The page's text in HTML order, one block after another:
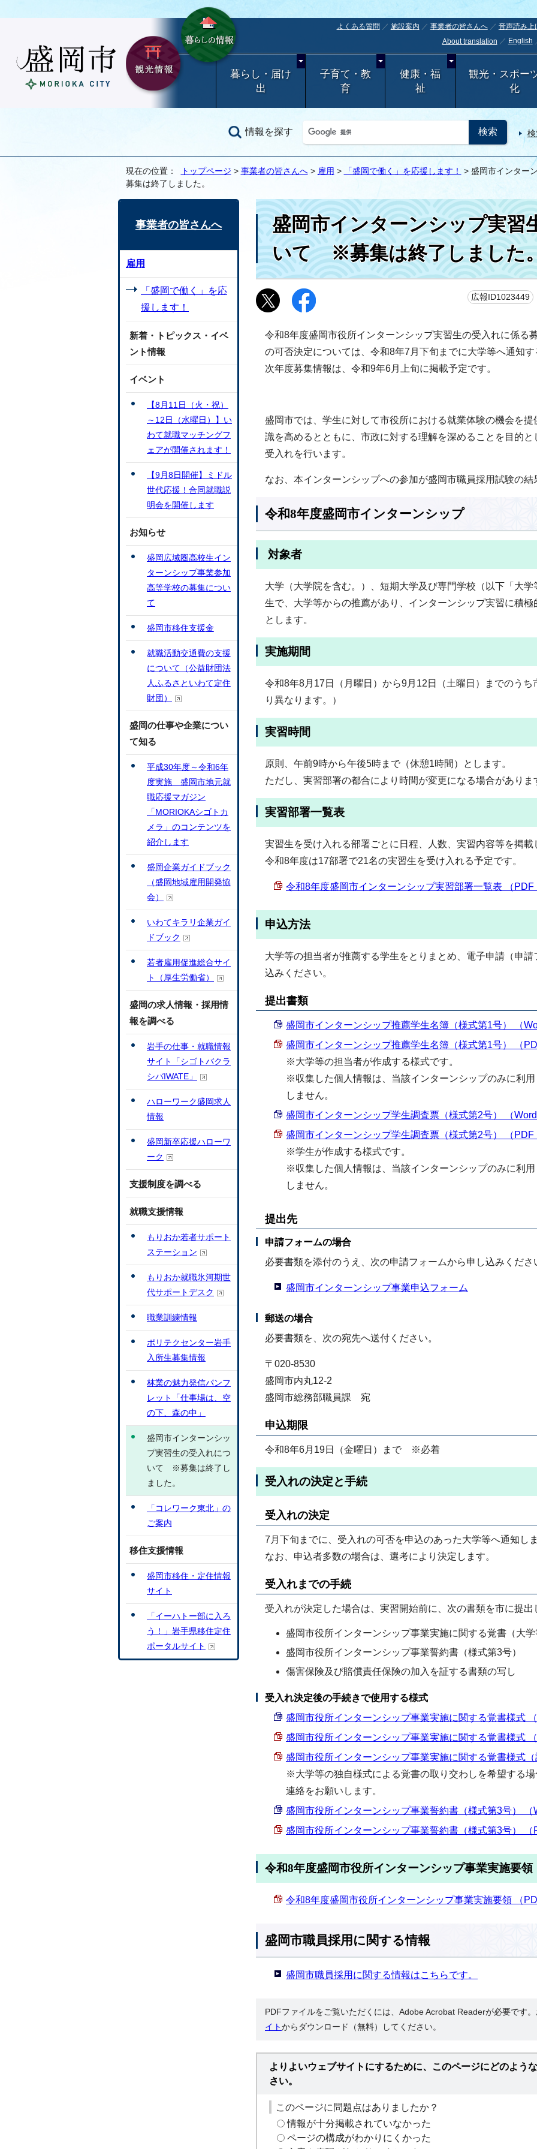
よくある質問 施設案内 事業者の皆さんへ 音声読み上
About translation
English
暮らし・届け
出
子育て・教
育
健康・福
祉
観光・スポー
化
情報を探す
現在の位置： トップページ > 事業者の皆さんへ> 雇用 > 「盛岡で働く」を応援します！
> 盛岡市インター
募集は終了しました。
盛岡市インターンシップ実習
いて ※募集は終了しました
広報ID1023449
令和8年度盛岡市役所インターンシップ実習生の受入れに係る
の可否決定については、令和8年7月下旬までに大学等へ通知す
次年度募集情報は、令和9年6月上旬に掲載予定です。
盛岡市では、学生に対して市役所における就業体験の機会を
識を高めるとともに、市政に対する理解を深めることを目的
受入れを行います。
なお、本インターンシップへの参加が盛岡市職員採用試験の結
令和8年度盛岡市インターンシップ
対象者
大学（大学院を含む。）、短期大学及び専門学校（以下「大
生で、大学等からの推薦があり、インターンシップ実習に積
とします。
実施期間
令和8年8月17日（月曜日）から9月12日（土曜日）までのうち
り異なります。）
実習時間
原則、午前9時から午後5時まで（休憩1時間）とします。
ただし、実習部署の都合により時間が変更になる場合がありま
実習部署一覧表
実習生を受け入れる部署ごとに日程、人数、実習内容等を掲載
令和8年度は17部署で21名の実習生を受け入れる予定です。
令和8年度盛岡市インターンシップ実習部署一覧表 （PDF
申込方法
大学等の担当者が推薦する学生をとりまとめ、電子申請（申
込みください。
提出書類
盛岡市インターンシップ推薦学生名簿（様式第1号） （
盛岡市インターンシップ推薦学生名簿（様式第1号） （
※大学等の担当者が作成する様式です。
※収集した個人情報は、当該インターンシップのみに利
しません。
盛岡市インターンシップ学生調査票（様式第2号） （Word
盛岡市インターンシップ学生調査票（様式第2号） （PDF
※学生が作成する様式です。
※収集した個人情報は、当該インターンシップのみに利
しません。
提出先
申請フォームの場合
必要書類を添付のうえ、次の申請フォームから申し込みくださ
盛岡市インターンシップ事業申込フォーム
郵送の場合
必要書類を、次の宛先へ送付ください。
〒020-8530
盛岡市内丸12-2
盛岡市総務部職員課 宛
申込期限
令和8年6月19日（金曜日）まで ※必着
受入れの決定と手続
受入れの決定
7月下旬までに、受入れの可否を申込のあった大学等へ通知しま
なお、申込者多数の場合は、選考により決定します。
受入れまでの手続
受入れが決定した場合は、実習開始前に、次の書類を市に提出
盛岡市役所インターンシップ事業実施に関する覚書（大学
盛岡市役所インターンシップ事業誓約書（様式第3号）
傷害保険及び賠償責任保険の加入を証する書類の写し
受入れ決定後の手続きで使用する様式
盛岡市役所インターンシップ事業実施に関する覚書様式 （
盛岡市役所インターンシップ事業実施に関する覚書様式
盛岡市役所インターンシップ事業実施に関する覚書様式（
※大学等の独自様式による覚書の取り交わしを希望する
連絡をお願いします。
盛岡市役所インターンシップ事業誓約書（様式第3号） （
盛岡市役所インターンシップ事業誓約書（様式第3号） （
令和8年度盛岡市役所インターンシップ事業実施要領
令和8年度盛岡市役所インターンシップ事業実施要領 （
盛岡市職員採用に関する情報
盛岡市職員採用に関する情報はこちらです。
PDFファイルをご覧いただくには、Adobe Acrobat Readerが必要です
イトからダウンロード（無料）してください。
よりよいウェブサイトにするために、このページにどのよう
さい。
このページに問題点はありましたか？
情報が十分掲載されていなかった
ページの構成がわかりにくかった
事業者の皆さんへ
雇用
「盛岡で働く」を応
援します！
新着・トピックス・イベ
ント情報
イベント
【8月11日（火・祝）
～12日（水曜日）】い
わて就職マッチングフ
ェアが開催されます！
【9月8日開催】ミドル
世代応援！合同就職説
明会を開催します
お知らせ
盛岡広域圏高校生イン
ターンシップ事業参加
高等学校の募集につい
て
盛岡市移住支援金
就職活動交通費の支援
について（公益財団法
人ふるさといわて定住
財団）
盛岡の仕事や企業につい
て知る
平成30年度～令和6年
度実施 盛岡市地元就
職応援マガジン
「MORIOKAシゴトカ
メラ」のコンテンツを
紹介します
盛岡企業ガイドブック
（盛岡地域雇用開発協
会）
いわてキラリ企業ガイ
ドブック
若者雇用促進総合サイ
ト（厚生労働省）
盛岡の求人情報・採用情
報を調べる
岩手の仕事・就職情報
サイト「シゴトバクラ
シバIWATE」
ハローワーク盛岡求人
情報
盛岡新卒応援ハローワ
ーク
支援制度を調べる
就職支援情報
もりおか若者サポート
ステーション
もりおか就職氷河期世
代サポートデスク
職業訓練情報
ポリテクセンター岩手
入所生募集情報
林業の魅力発信パンフ
レット「仕事場は、空
の下、森の中」
盛岡市インターンシッ
プ実習生の受入れにつ
いて ※募集は終了し
ました。
「コレワーク東北」の
ご案内
移住支援情報
盛岡市移住・定住情報
サイト
「イーハトー部に入ろ
う！」岩手県移住定住
ポータルサイト